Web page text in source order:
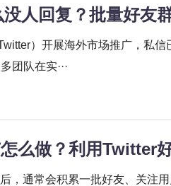
）开展海外市场推广，私
团队在实···
，通常会积累一批好友、关注